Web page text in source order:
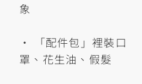
象
• 「配件包」裡裝口
罩、花生油、假髮